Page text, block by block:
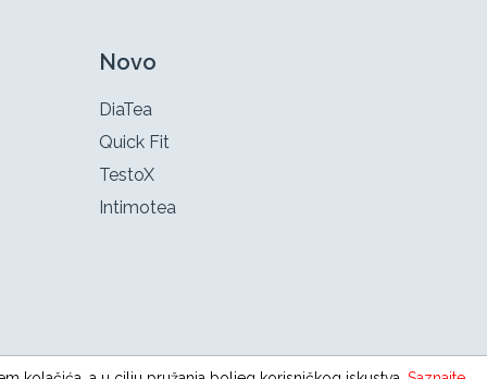
Novo
DiaTea
Quick Fit
TestoX
Intimotea